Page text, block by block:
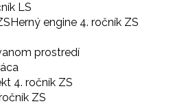
LS
Herný engine 4. ročník ZS
prostredí
4. ročník ZS
ZS